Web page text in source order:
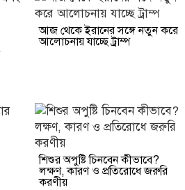
আজ থেকে ইরানের সঙ্গে নতুন করে
আলোচনায় যাচ্ছে ট্রাম্প
শিশুর অপুষ্টি চিনবেন কীভাবে?
লক্ষণ, কারণ ও প্রতিরোধে জরুরি
করণীয়